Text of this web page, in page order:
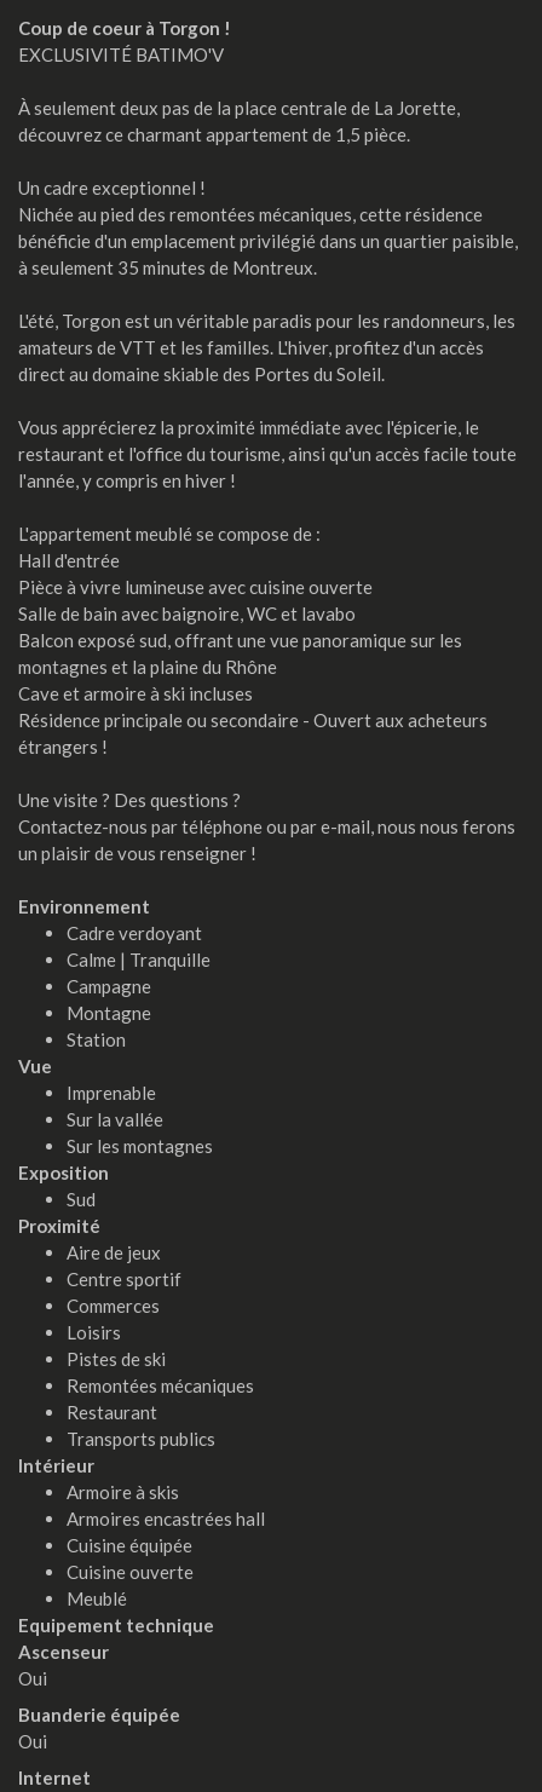
Coup de coeur à Torgon !
EXCLUSIVITÉ BATIMO'V
À seulement deux pas de la place centrale de La Jorette,
découvrez ce charmant appartement de 1,5 pièce.
Un cadre exceptionnel !
Nichée au pied des remontées mécaniques, cette résidence
bénéficie d'un emplacement privilégié dans un quartier paisible,
à seulement 35 minutes de Montreux.
L'été, Torgon est un véritable paradis pour les randonneurs, les
amateurs de VTT et les familles. L'hiver, profitez d'un accès
direct au domaine skiable des Portes du Soleil.
Vous apprécierez la proximité immédiate avec l'épicerie, le
restaurant et l'office du tourisme, ainsi qu'un accès facile toute
l'année, y compris en hiver !
L'appartement meublé se compose de :
Hall d'entrée
Pièce à vivre lumineuse avec cuisine ouverte
Salle de bain avec baignoire, WC et lavabo
Balcon exposé sud, offrant une vue panoramique sur les
montagnes et la plaine du Rhône
Cave et armoire à ski incluses
Résidence principale ou secondaire - Ouvert aux acheteurs
étrangers !
Une visite ? Des questions ?
Contactez-nous par téléphone ou par e-mail, nous nous ferons
un plaisir de vous renseigner !
Environnement
Cadre verdoyant
Calme | Tranquille
Campagne
Montagne
Station
Vue
Imprenable
Sur la vallée
Sur les montagnes
Exposition
Sud
Proximité
Aire de jeux
Centre sportif
Commerces
Loisirs
Pistes de ski
Remontées mécaniques
Restaurant
Transports publics
Intérieur
Armoire à skis
Armoires encastrées hall
Cuisine équipée
Cuisine ouverte
Meublé
Equipement technique
Ascenseur
Oui
Buanderie équipée
Oui
Internet